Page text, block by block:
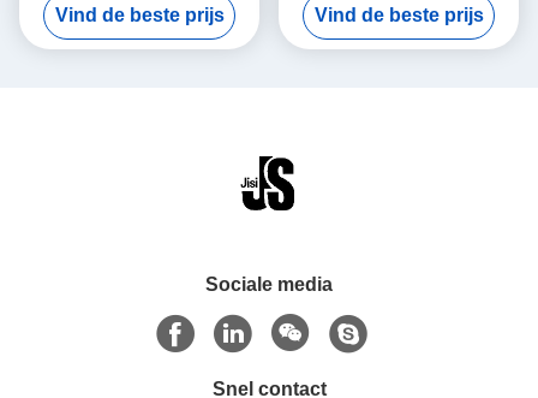
Isolatie voor Bevroren
Voedsel
Vind de beste prijs
isolatiebakstenen Voor
lunchzakken Voor voedsel
Vind de beste prijs
Sociale media
Snel contact